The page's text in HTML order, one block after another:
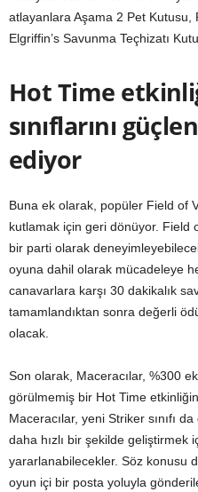
atlayanlara Aşama 2 Pet Kutusu,
Elgriffin’s Savunma Teçhizatı
Hot Time
sınıflarını
ediyor
Buna ek olarak, popüler Field of
kutlamak için geri dönüyor. Field
bir parti olarak
oyuna dahil olarak mücadeleye
canavarlara karşı 30 dakikalık
tamamlandıktan sonra değerli
olacak.
Son olarak, Maceracılar, %300
görülmemiş bir Hot Time
Maceracılar, yeni Striker sınıfı
daha hızlı bir şekilde geliştirmek
yararlanabilecekler. Söz konusu
oyun içi bir posta yoluyla